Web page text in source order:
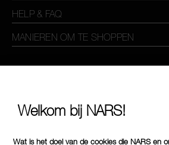
HELP & FAQ
MANIEREN OM TE SHOPPEN
Welkom bij NARS!
Wat is het doel van de cookies die NARS en